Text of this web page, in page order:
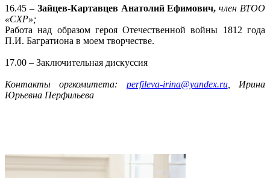
16.45 – Зайцев-Картавцев Анатолий Ефимович, член ВТОО
«СХР»;
Работа над образом героя Отечественной войны 1812 года
П.И. Багратиона в моем творчестве.
17.00 – Заключительная дискуссия
Контакты оргкомитета: perfileva-irina@yandex.ru, Ирина
Юрьевна Перфильева